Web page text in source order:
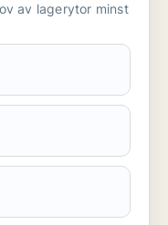
av lagerytor minst